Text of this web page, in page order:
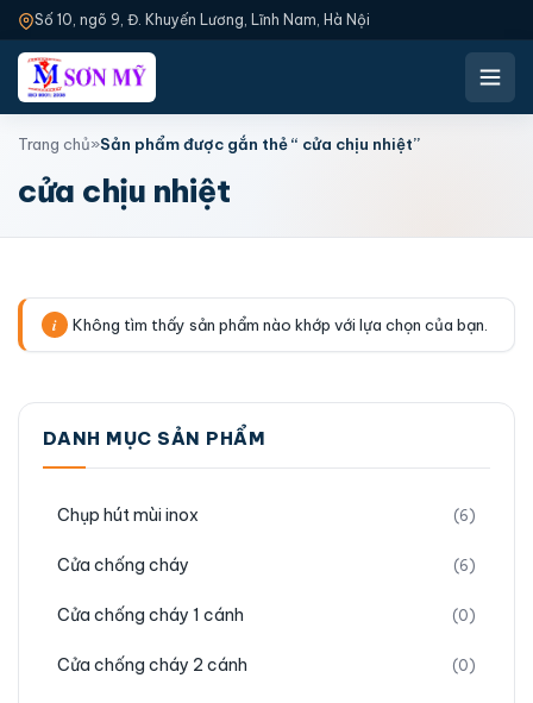
Số 10, ngõ 9, Đ. Khuyến Lương, Lĩnh Nam, Hà Nội
Trang chủ»Sản phẩm được gắn thẻ “ cửa chịu nhiệt”
cửa chịu nhiệt
Không tìm thấy sản phẩm nào khớp với lựa chọn của bạn.
DANH MỤC SẢN PHẨM
Chụp hút mùi inox (6)
Cửa chống cháy (6)
Cửa chống cháy 1 cánh (0)
Cửa chống cháy 2 cánh (0)